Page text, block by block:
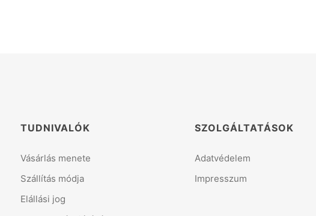
TUDNIVALÓK
Vásárlás menete
Szállítás módja
Elállási jog
SZOLGÁLTATÁSOK
Adatvédelem
Impresszum